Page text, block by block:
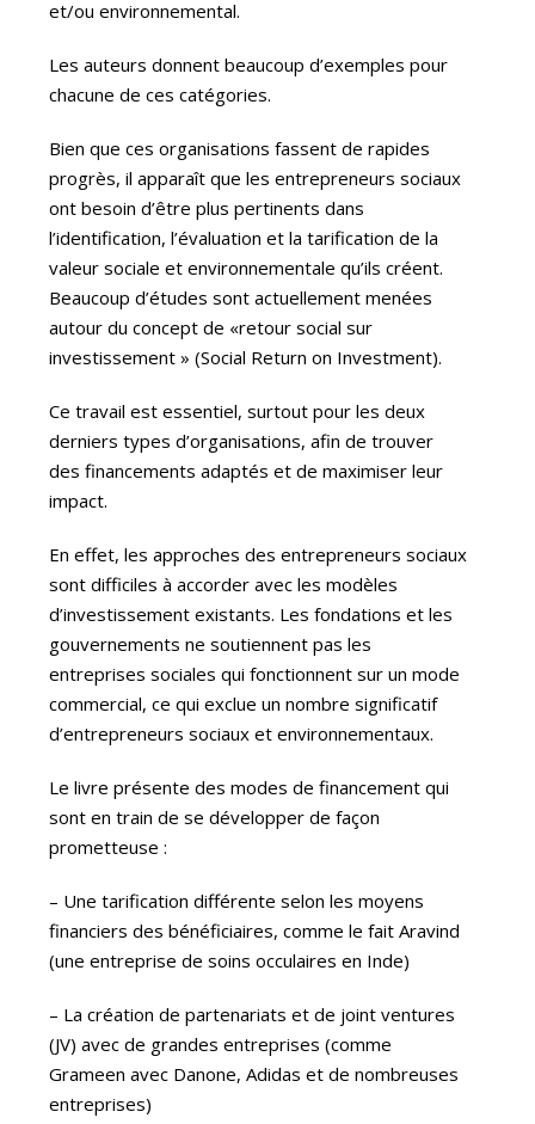
et/ou environnemental.
Les auteurs donnent beaucoup d’exemples pour
chacune de ces catégories.
Bien que ces organisations fassent de rapides
progrès, il apparaît que les entrepreneurs sociaux
ont besoin d’être plus pertinents dans
l’identification, l’évaluation et la tarification de la
valeur sociale et environnementale qu’ils créent.
Beaucoup d’études sont actuellement menées
autour du concept de «retour social sur
investissement » (Social Return on Investment).
Ce travail est essentiel, surtout pour les deux
derniers types d’organisations, afin de trouver
des financements adaptés et de maximiser leur
impact.
En effet, les approches des entrepreneurs sociaux
sont difficiles à accorder avec les modèles
d’investissement existants. Les fondations et les
gouvernements ne soutiennent pas les
entreprises sociales qui fonctionnent sur un mode
commercial, ce qui exclue un nombre significatif
d’entrepreneurs sociaux et environnementaux.
Le livre présente des modes de financement qui
sont en train de se développer de façon
prometteuse :
– Une tarification différente selon les moyens
financiers des bénéficiaires, comme le fait Aravind
(une entreprise de soins occulaires en Inde)
– La création de partenariats et de joint ventures
(JV) avec de grandes entreprises (comme
Grameen avec Danone, Adidas et de nombreuses
entreprises)